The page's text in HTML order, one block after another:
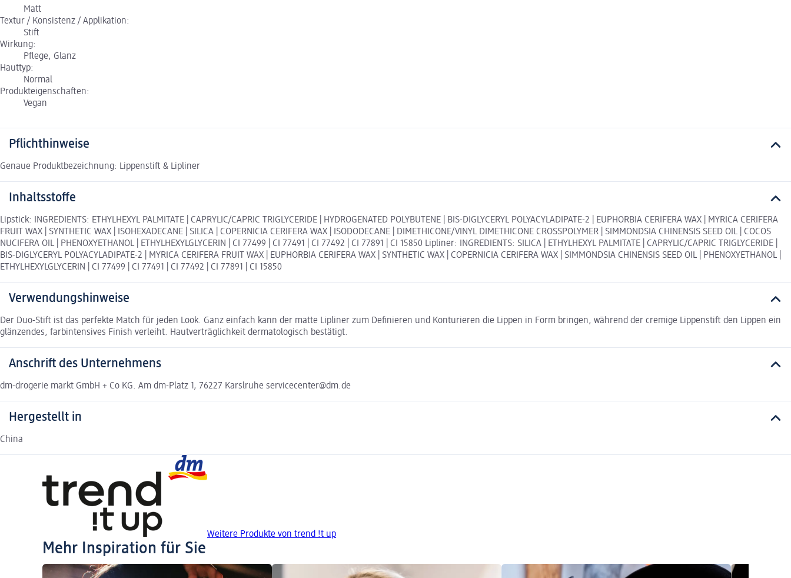
Matt
Textur / Konsistenz / Applikation:
Stift
Wirkung:
Pflege, Glanz
Hauttyp:
Normal
Produkteigenschaften:
Vegan
Pflichthinweise
Genaue Produktbezeichnung: Lippenstift & Lipliner
Inhaltsstoffe
Lipstick: INGREDIENTS: ETHYLHEXYL PALMITATE | CAPRYLIC/CAPRIC TRIGLYCERIDE | HYDROGENATED POLYBUTENE | BIS-DIGLYCERYL POLYACYLADIPATE-2 | EUPHORBIA CERIFERA WAX | MYRICA CERIFERA
FRUIT WAX | SYNTHETIC WAX | ISOHEXADECANE | SILICA | COPERNICIA CERIFERA WAX | ISODODECANE | DIMETHICONE/VINYL DIMETHICONE CROSSPOLYMER | SIMMONDSIA CHINENSIS SEED OIL | COCOS
NUCIFERA OIL | PHENOXYETHANOL | ETHYLHEXYLGLYCERIN | CI 77499 | CI 77491 | CI 77492 | CI 77891 | CI 15850 Lipliner: INGREDIENTS: SILICA | ETHYLHEXYL PALMITATE | CAPRYLIC/CAPRIC TRIGLYCERIDE |
BIS-DIGLYCERYL POLYACYLADIPATE-2 | MYRICA CERIFERA FRUIT WAX | EUPHORBIA CERIFERA WAX | SYNTHETIC WAX | COPERNICIA CERIFERA WAX | SIMMONDSIA CHINENSIS SEED OIL | PHENOXYETHANOL |
ETHYLHEXYLGLYCERIN | CI 77499 | CI 77491 | CI 77492 | CI 77891 | CI 15850
Verwendungshinweise
Der Duo-Stift ist das perfekte Match für jeden Look. Ganz einfach kann der matte Lipliner zum Definieren und Konturieren die Lippen in Form bringen, während der cremige Lippenstift den Lippen ein
glänzendes, farbintensives Finish verleiht. Hautverträglichkeit dermatologisch bestätigt.
Anschrift des Unternehmens
dm-drogerie markt GmbH + Co KG. Am dm-Platz 1, 76227 Karslruhe servicecenter@dm.de
Hergestellt in
China
Weitere Produkte von trend !t up
Mehr Inspiration für Sie